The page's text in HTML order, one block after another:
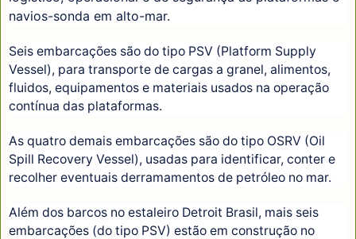
navios-sonda em alto-mar.
Seis embarcações são do tipo PSV (Platform Supply
Vessel), para transporte de cargas a granel, alimentos,
fluidos, equipamentos e materiais usados na operação
contínua das plataformas.
As quatro demais embarcações são do tipo OSRV (Oil
Spill Recovery Vessel), usadas para identificar, conter e
recolher eventuais derramamentos de petróleo no mar.
Além dos barcos no estaleiro Detroit Brasil, mais seis
embarcações (do tipo PSV) estão em construção no